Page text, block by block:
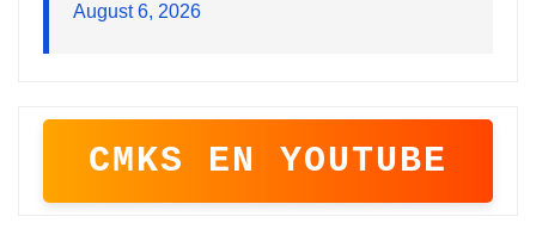
August 6, 2026
CMKS EN YOUTUBE